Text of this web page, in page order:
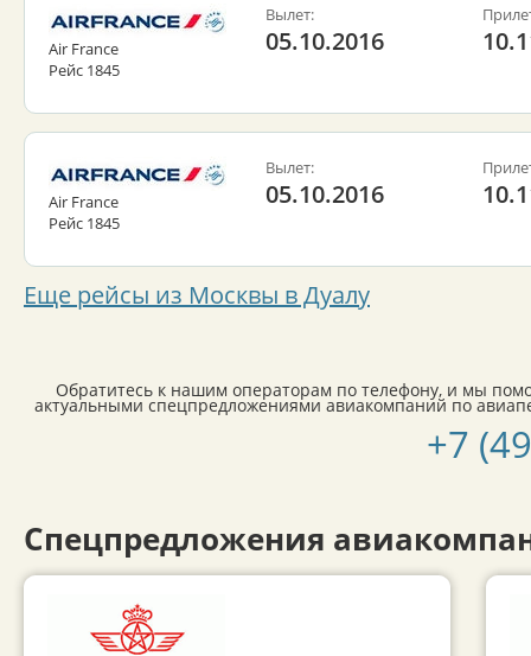
Air France
Рейс 1845
Вылет:
05.10.2016
Air France
Рейс 1845
Вылет:
05.10.2016
Еще рейсы из Москвы в Дуалу
Обратитесь к нашим операторам по телефону, и мы
актуальными спецпредложениями авиакомпаний по
+7
Спецпредложения